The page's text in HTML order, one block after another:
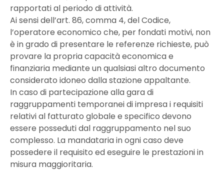
rapportati al periodo di attività.
Ai sensi dell’art. 86, comma 4, del Codice,
l’operatore economico che, per fondati motivi, non
è in grado di presentare le referenze richieste, può
provare la propria capacità economica e
finanziaria mediante un qualsiasi altro documento
considerato idoneo dalla stazione appaltante.
In caso di partecipazione alla gara di
raggruppamenti temporanei di impresa i requisiti
relativi al fatturato globale e specifico devono
essere posseduti dal raggruppamento nel suo
complesso. La mandataria in ogni caso deve
possedere il requisito ed eseguire le prestazioni in
misura maggioritaria.